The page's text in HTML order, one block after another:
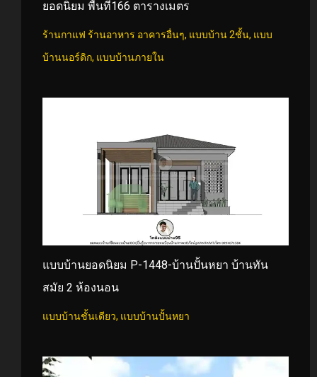
ยอดนิยม พื้นที่166 ตารางเมตร
ร้านกาแฟ ร้านอาหาร อาคารอื่นๆ, แบบบ้าน 2ชั้น, แบบ
บ้านนอร์ดิก, แบบบ้านภายใน
แบบบ้านยอดนิยม P-1448-บ้านปั้นหยา บ้านทัน
สมัย 2 ห้องนอน
แบบบ้านชั้นเดียว, แบบบ้านปั้นหยา